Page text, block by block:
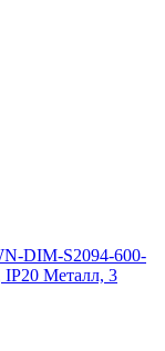
DIM-S2094-600-
Металл, 3